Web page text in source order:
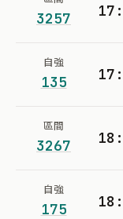
3257
自強
135
區間
3267
自強
175